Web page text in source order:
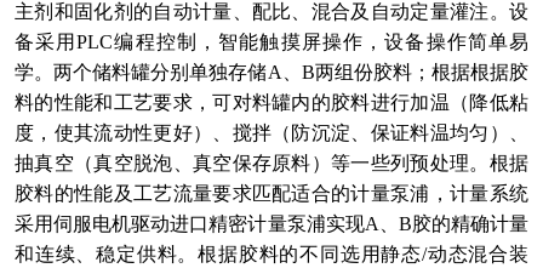
主剂和固化剂的自动计量、配比、混合及自动定量灌注。设
备采用PLC编程控制，智能触摸屏操作，设备操作简单易
学。两个储料罐分别单独存储A、B两组份胶料；根据根据胶
料的性能和工艺要求，可对料罐内的胶料进行加温（降低粘
度，使其流动性更好）、搅拌（防沉淀、保证料温均匀）、
抽真空（真空脱泡、真空保存原料）等一些列预处理。根据
胶料的性能及工艺流量要求匹配适合的计量泵浦，计量系统
采用伺服电机驱动进口精密计量泵浦实现A、B胶的精确计量
和连续、稳定供料。根据胶料的不同选用静态/动态混合装